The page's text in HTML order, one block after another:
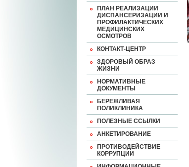
ПЛАН РЕАЛИЗАЦИИ
ДИСПАНСЕРИЗАЦИИ И
ПРОФИЛАКТИЧЕСКИХ
МЕДИЦИНСКИХ
ОСМОТРОВ
КОНТАКТ-ЦЕНТР
ЗДОРОВЫЙ ОБРАЗ
ЖИЗНИ
НОРМАТИВНЫЕ
ДОКУМЕНТЫ
БЕРЕЖЛИВАЯ
ПОЛИКЛИНИКА
ПОЛЕЗНЫЕ ССЫЛКИ
АНКЕТИРОВАНИЕ
ПРОТИВОДЕЙСТВИЕ
КОРРУПЦИИ